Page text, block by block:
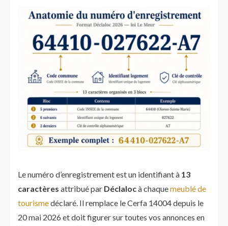
Le numéro d’enregistrement est un identifiant à 13
caractères attribué par Déclalocà chaquemeublé de
tourismedéclaré. Il remplace le Cerfa 14004 depuis le
20 mai 2026 et doit figurer sur toutes vos annonces en